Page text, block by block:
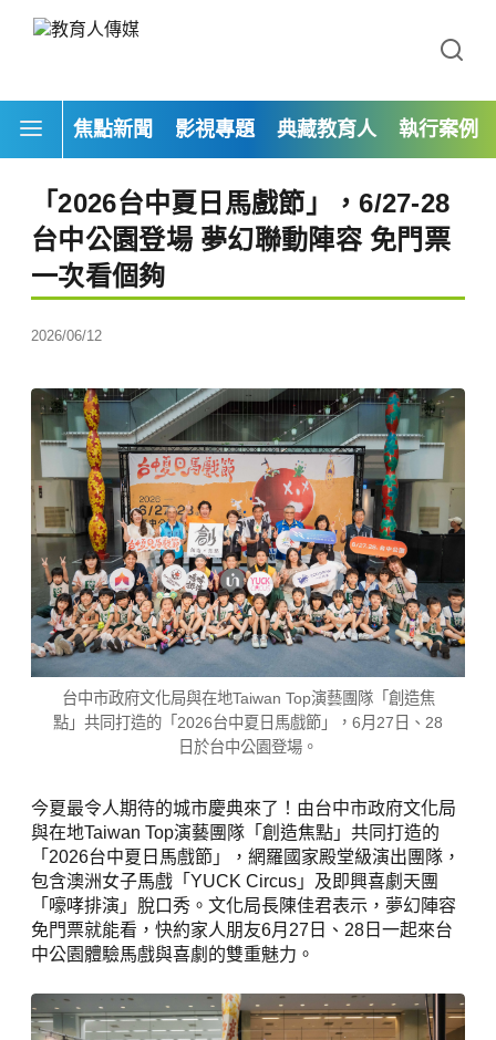
焦點新聞 影視專題 典藏教育人 執行案例
「2026台中夏日馬戲節」，6/27-28
台中公園登場 夢幻聯動陣容 免門票
一次看個夠
2026/06/12
台中市政府文化局與在地Taiwan Top演藝團隊「創造焦
點」共同打造的「2026台中夏日馬戲節」，6月27日、28
日於台中公園登場。
今夏最令人期待的城市慶典來了！由台中市政府文化局
與在地Taiwan Top演藝團隊「創造焦點」共同打造的
「2026台中夏日馬戲節」，網羅國家殿堂級演出團隊，
包含澳洲女子馬戲「YUCK Circus」及即興喜劇天團
「嚎哮排演」脫口秀。文化局長陳佳君表示，夢幻陣容
免門票就能看，快約家人朋友6月27日、28日一起來台
中公園體驗馬戲與喜劇的雙重魅力。